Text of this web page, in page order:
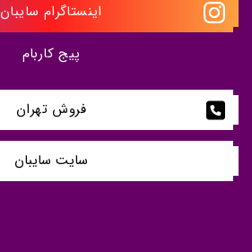
اینستاگرام سایبان
پیج کاربام
فروش تهران
سایت سایبان